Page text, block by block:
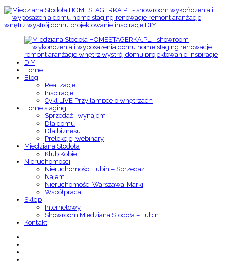
Home
Blog
Realizacje
Inspiracje
Cykl LIVE Przy lampce o wnętrzach
Home staging
Sprzedaż i wynajem
Dla domu
Dla biznesu
Prelekcje, webinary
Miedziana Stodoła
Klub Kobiet
Nieruchomości
Nieruchomości Lubin – Sprzedaż
Najem
Nieruchomości Warszawa-Marki
Współpraca
Sklep
Internetowy
Showroom Miedziana Stodoła – Lubin
Kontakt